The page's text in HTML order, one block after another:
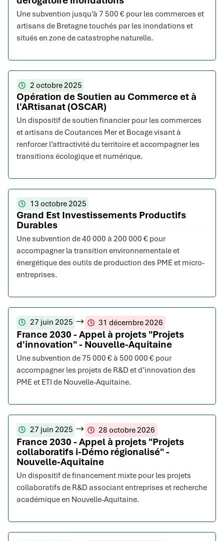
Une subvention jusqu’à 7 500 € pour les commerces et
artisans de Bretagne touchés par les inondations et
situés en zone de catastrophe naturelle.
2 octobre 2025
Opération de Soutien au Commerce et à
l'ARtisanat (OSCAR)
Un dispositif de soutien financier pour les commerces
et artisans de Coutances Mer et Bocage visant à
renforcer l’attractivité du territoire et accompagner les
transitions écologique et numérique.
13 octobre 2025
Grand Est Investissements Productifs
Durables
Une subvention de 40 000 à 200 000 € pour
accompagner la transition environnementale et
énergétique des outils de production des PME et micro-
entreprises.
27 juin 2025 31 décembre 2026
France 2030 - Appel à projets "Projets
d'innovation" - Nouvelle-Aquitaine
Une subvention de 75 000 € à 500 000 € pour
accompagner les projets de R&D et d’innovation des
PME et ETI de Nouvelle-Aquitaine.
27 juin 2025 28 octobre 2026
France 2030 - Appel à projets "Projets
collaboratifs i-Démo régionalisé" -
Nouvelle-Aquitaine
Un dispositif de financement mixte pour les projets
collaboratifs de R&D associant entreprises et recherche
académique en Nouvelle-Aquitaine.